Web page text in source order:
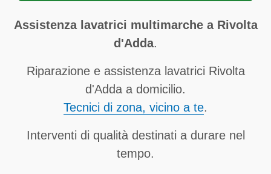
Assistenza lavatrici multimarche a Rivolta
d'Adda.
Riparazione e assistenza lavatrici Rivolta
d'Adda a domicilio.
Tecnici di zona, vicino a te.
Interventi di qualità destinati a durare nel
tempo.